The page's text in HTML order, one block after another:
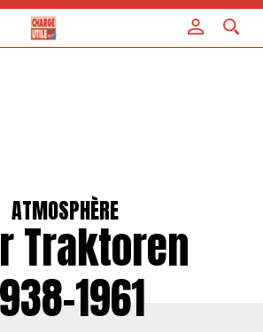
ATMOSPHÈRE
Traktoren
1961
cookies